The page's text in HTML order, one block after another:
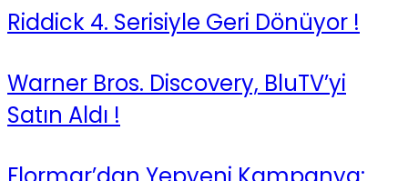
Riddick 4. Serisiyle Geri Dönüyor !
Warner Bros. Discovery, BluTV’yi
Satın Aldı !